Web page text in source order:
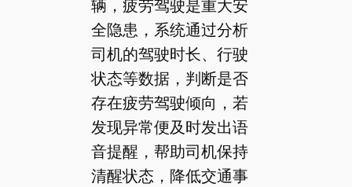
辆，疲劳驾驶是重大安
全隐患，系统通过分析
司机的驾驶时长、行驶
状态等数据，判断是否
存在疲劳驾驶倾向，若
发现异常便及时发出语
音提醒，帮助司机保持
清醒状态，降低交通事